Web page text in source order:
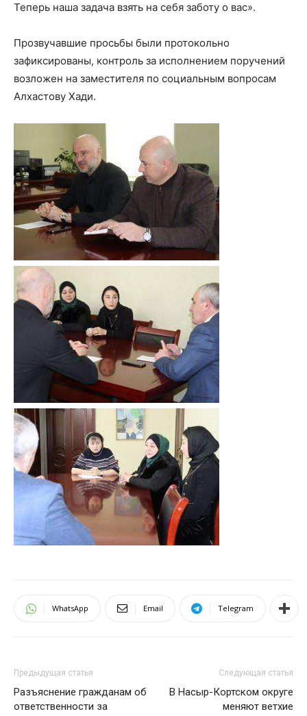
Теперь наша задача взять на себя заботу о вас».
Прозвучавшие просьбы были протокольно
зафиксированы, контроль за исполнением поручений
возложен на заместителя по социальным вопросам
Алхастову Хади.
WhatsApp Email Telegram
Предыдущая статья
Разъяснение гражданам об
ответственности за
Следующая статья
В Насыр-Кортском округе
меняют ветхие